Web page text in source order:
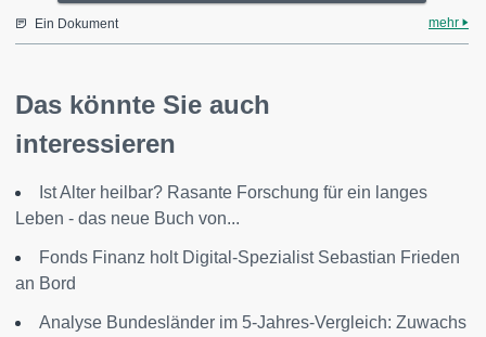
Ein Dokument mehr
Das könnte Sie auch
interessieren
Ist Alter heilbar? Rasante Forschung für ein langes
Leben - das neue Buch von...
Fonds Finanz holt Digital-Spezialist Sebastian Frieden
an Bord
Analyse Bundesländer im 5-Jahres-Vergleich: Zuwachs